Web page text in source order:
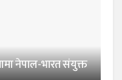
नेपाल-भारत संयुक्त